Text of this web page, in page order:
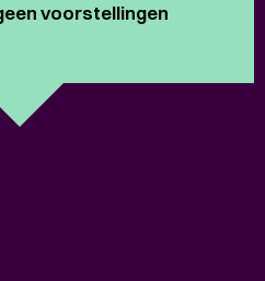
voorstellingen